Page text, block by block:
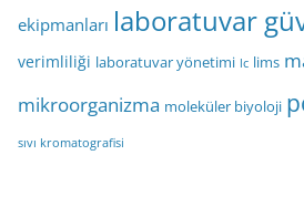
ekipmanları laboratuvar
verimliliği laboratuvar yönetimi lc lims
mikroorganizma moleküler biyoloji
sıvı kromatografisi